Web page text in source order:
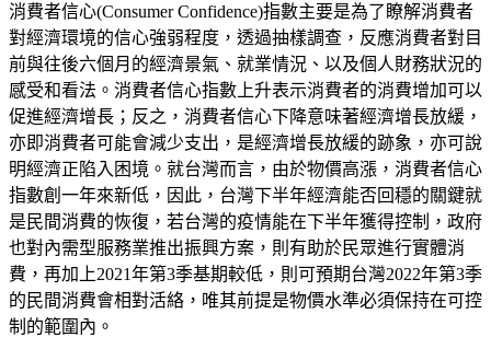
消費者信心(Consumer Confidence)指數主要是為了瞭解消費者
對經濟環境的信心強弱程度，透過抽樣調查，反應消費者對目
前與往後六個月的經濟景氣、就業情況、以及個人財務狀況的
感受和看法。消費者信心指數上升表示消費者的消費增加可以
促進經濟增長；反之，消費者信心下降意味著經濟增長放緩，
亦即消費者可能會減少支出，是經濟增長放緩的跡象，亦可說
明經濟正陷入困境。就台灣而言，由於物價高漲，消費者信心
指數創一年來新低，因此，台灣下半年經濟能否回穩的關鍵就
是民間消費的恢復，若台灣的疫情能在下半年獲得控制，政府
也對內需型服務業推出振興方案，則有助於民眾進行實體消
費，再加上2021年第3季基期較低，則可預期台灣2022年第3季
的民間消費會相對活絡，唯其前提是物價水準必須保持在可控
制的範圍內。